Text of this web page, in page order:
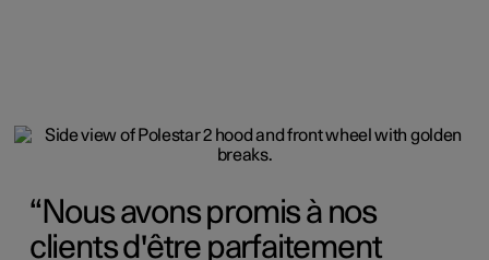
Nous avons promis à nos
clients d'être parfaitement